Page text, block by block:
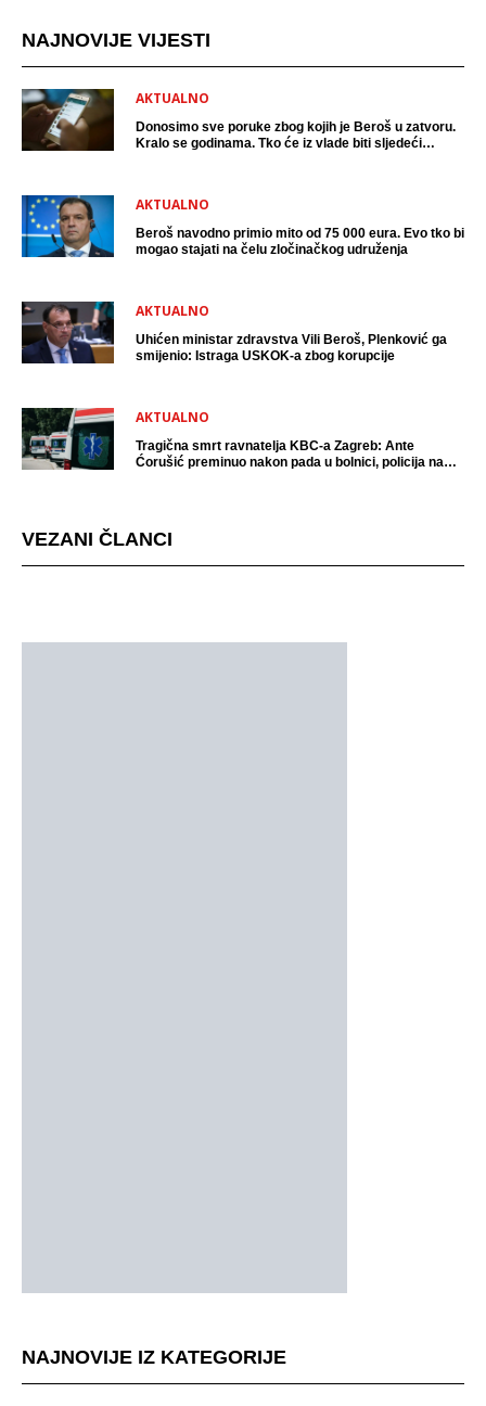
NAJNOVIJE VIJESTI
AKTUALNO
Donosimo sve poruke zbog kojih je Beroš u zatvoru.
Kralo se godinama. Tko će iz vlade biti sljedeći
AKTUALNO
Beroš navodno primio mito od 75 000 eura. Evo tko bi
mogao stajati na čelu zločinačkog udruženja
AKTUALNO
Uhićen ministar zdravstva Vili Beroš, Plenković ga
smijenio: Istraga USKOK-a zbog korupcije
AKTUALNO
Tragična smrt ravnatelja KBC-a Zagreb: Ante
Ćorušić preminuo nakon pada u bolnici, policija na
VEZANI ČLANCI
NAJNOVIJE IZ KATEGORIJE